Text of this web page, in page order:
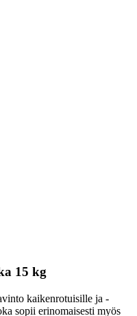
15 kg
kaikenrotuisille ja -
sopii erinomaisesti myös